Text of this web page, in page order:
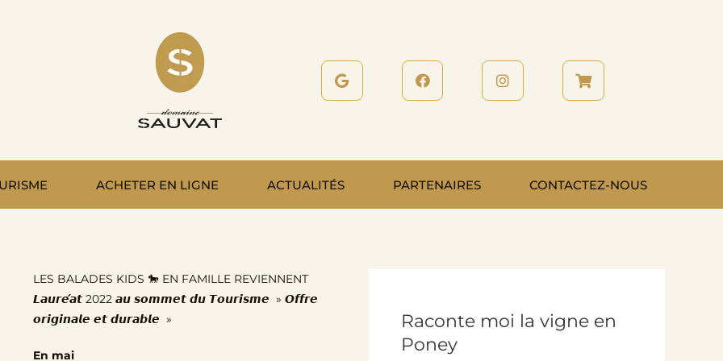
ACHETER EN LIGNE ACTUALITÉS PARTENAIRES CONTACTEZ-NOUS
LES BALADES KIDS 🐎 EN FAMILLE REVIENNENT
𝙇𝙖𝙪𝙧𝙚́𝙖𝙩 2022 𝙖𝙪 𝙨𝙤𝙢𝙢𝙚𝙩 𝙙𝙪 𝙏𝙤𝙪𝙧𝙞𝙨𝙢𝙚 » 𝙊𝙛𝙛𝙧𝙚
𝙤𝙧𝙞𝙜𝙞𝙣𝙖𝙡𝙚 𝙚𝙩 𝙙𝙪𝙧𝙖𝙗𝙡𝙚 »
En mai
Raconte moi la vigne en
Poney